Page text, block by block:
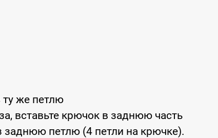
ту же петлю
вставьте крючок в заднюю часть
заднюю петлю (4 петли на крючке).